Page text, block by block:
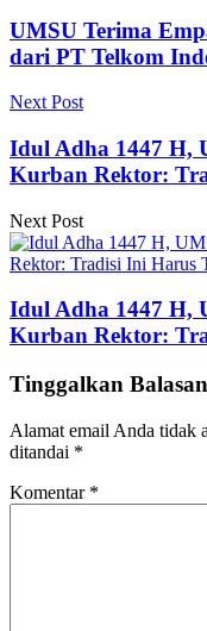
UMSU Terima
dari PT Telkom
Next Post
Idul Adha 1447 H,
Kurban Rektor:
Next Post
Idul Adha 1447 H,
Kurban Rektor:
Tinggalkan Balasan
Alamat email Anda tidak
ditandai *
Komentar *